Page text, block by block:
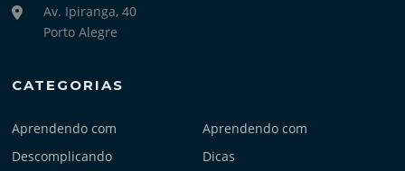
Av. Ipiranga, 40
Porto Alegre
CATEGORIAS
Aprendendo com
Aprendendo com
Descomplicando
Dicas